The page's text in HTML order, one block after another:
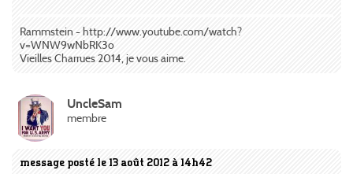
Rammstein - http://www.youtube.com/watch?
v=WNW9wNbRK3o
Vieilles Charrues 2014, je vous aime.
message posté le 13 août 2012 à 14h42
UncleSam
membre